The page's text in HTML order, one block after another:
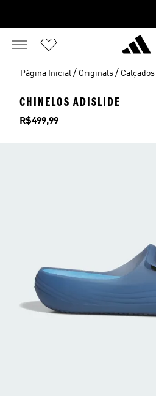
Página Inicial / Originals / Calçados
CHINELOS ADISLIDE
Preço
R$499,99